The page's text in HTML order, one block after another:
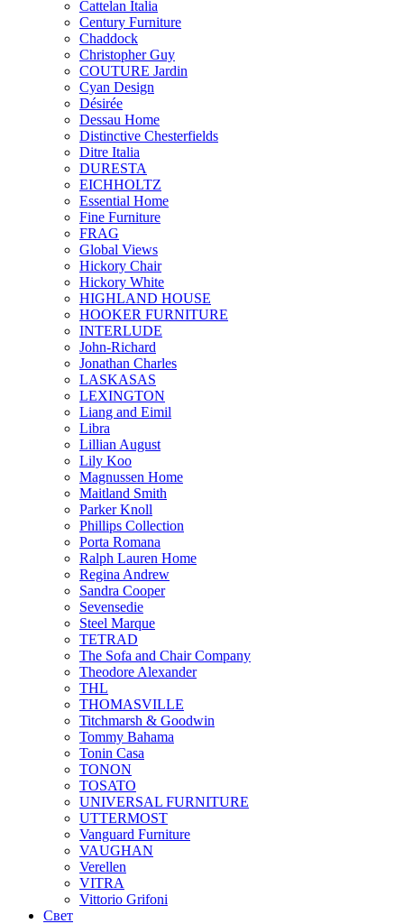
Cattelan Italia
Century Furniture
Chaddock
Christopher Guy
COUTURE Jardin
Cyan Design
Désirée
Dessau Home
Distinctive Chesterfields
Ditre Italia
DURESTA
EICHHOLTZ
Essential Home
Fine Furniture
FRAG
Global Views
Hickory Chair
Hickory White
HIGHLAND HOUSE
HOOKER FURNITURE
INTERLUDE
John-Richard
Jonathan Charles
LASKASAS
LEXINGTON
Liang and Eimil
Libra
Lillian August
Lily Koo
Magnussen Home
Maitland Smith
Parker Knoll
Phillips Collection
Porta Romana
Ralph Lauren Home
Regina Andrew
Sandra Cooper
Sevensedie
Steel Marque
TETRAD
The Sofa and Chair Company
Theodore Alexander
THL
THOMASVILLE
Titchmarsh & Goodwin
Tommy Bahama
Tonin Casa
TONON
TOSATO
UNIVERSAL FURNITURE
UTTERMOST
Vanguard Furniture
VAUGHAN
Verellen
VITRA
Vittorio Grifoni
Свет